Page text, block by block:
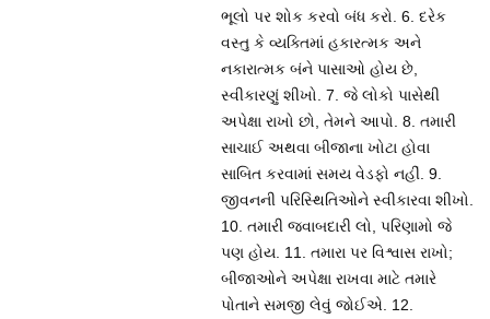
ભૂલો પર શોક કરવો બંધ કરો. 6. દરેક
વસ્તુ કે વ્યક્તિમાં હકારત્મક અને
નકારાત્મક બંને પાસાઓ હોય છે,
સ્વીકારણું શીખો. 7. જે લોકો પાસેથી
અપેક્ષા રાખો છો, તેમને આપો. 8. તમારી
સાચાઈ અથવા બીજાના ખોટા હોવા
સાબિત કરવામાં સમય વેડફો નહીં. 9.
જીવનની પરિસ્થિતિઓને સ્વીકારવા શીખો.
10. તમારી જવાબદારી લો, પરિણામો જે
પણ હોય. 11. તમારા પર વિશ્વાસ રાખો;
બીજાઓને અપેક્ષા રાખવા માટે તમારે
પોતાને સમજી લેવું જોઈએ. 12.